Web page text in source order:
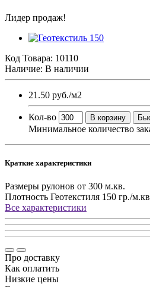
Лидер продаж!
Код Товара: 10110
Наличие: В наличии
21.50 руб./м2
Кол-во В корзину
Минимальное количество
Краткие характеристики
Размеры рулонов от 300 м.кв.
Плотность Геотекстиля 150 гр./
Все характеристики
Про доставку
Как оплатить
Низкие цены